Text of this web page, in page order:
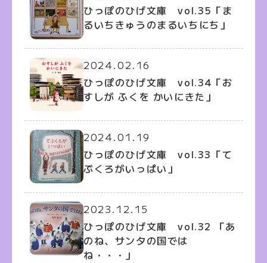
ひっぽのひげ文庫 vol.35「ま
るいちきゅうのまるいちにち」
2024.02.16
ひっぽのひげ文庫 vol.34「お
すしが ふくを かいにきた」
2024.01.19
ひっぽのひげ文庫 vol.33「て
ぶくろがいっぱい」
2023.12.15
ひっぽのひげ文庫 vol.32 「あ
のね、サンタの国では
ね・・・」